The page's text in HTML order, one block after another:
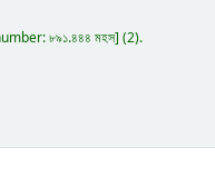
৮৯১.৪৪৪ মহস (2).